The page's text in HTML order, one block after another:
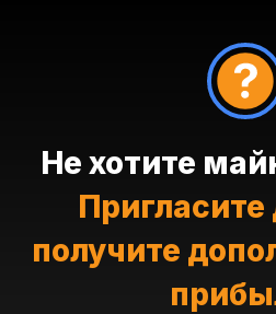
Не хотите
Пригласите
получите